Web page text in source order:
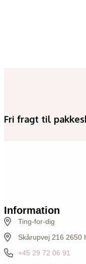
Fri fragt til
Information
Ting-for-dig
Skårupvej 216 2650
+45 29 72 06 91